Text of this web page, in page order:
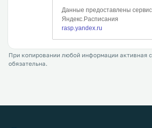
При копировании любой информации активная
обязательна.